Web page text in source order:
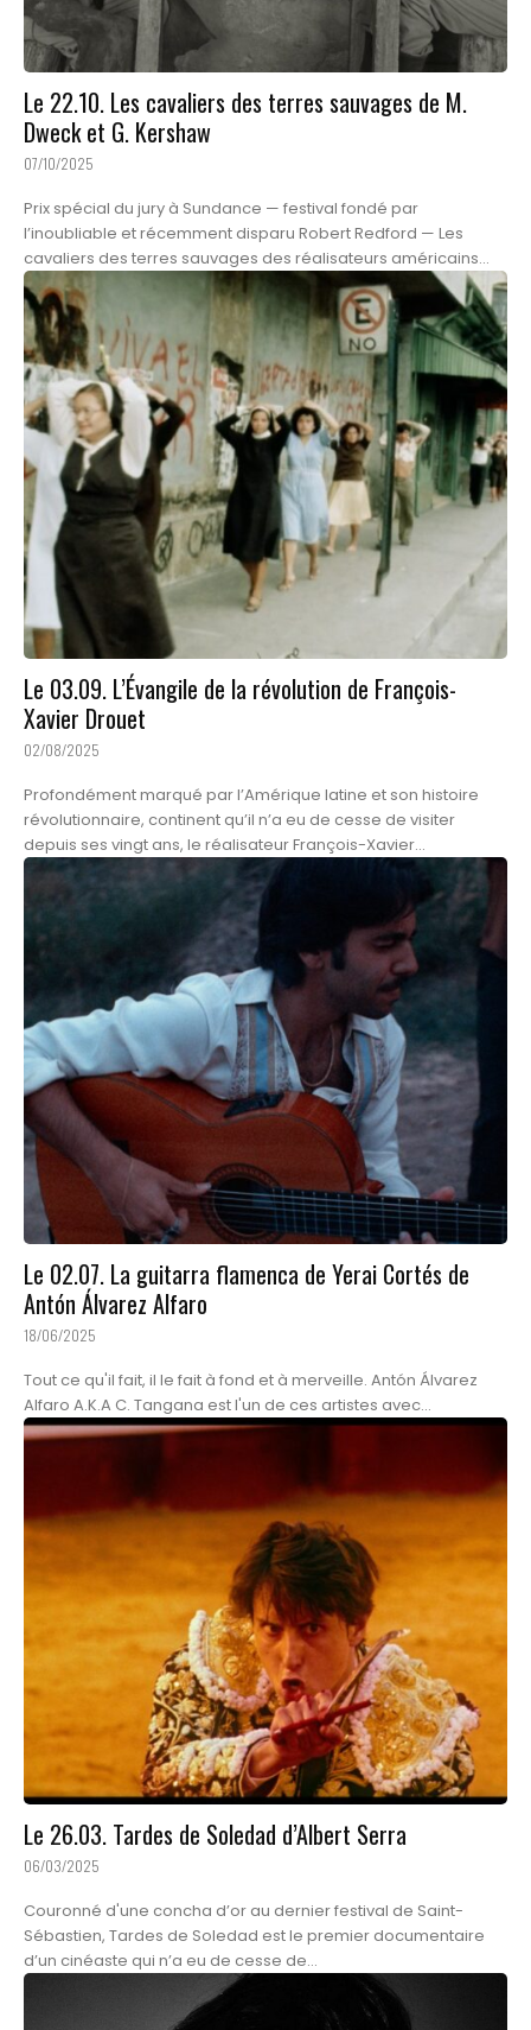
Le 22.10. Les cavaliers des terres sauvages de M.
Dweck et G. Kershaw
07/10/2025
Prix spécial du jury à Sundance — festival fondé par
l’inoubliable et récemment disparu Robert Redford — Les
cavaliers des terres sauvages des réalisateurs américains...
Le 03.09. L’Évangile de la révolution de François-
Xavier Drouet
02/08/2025
Profondément marqué par l’Amérique latine et son histoire
révolutionnaire, continent qu’il n’a eu de cesse de visiter
depuis ses vingt ans, le réalisateur François-Xavier...
Le 02.07. La guitarra flamenca de Yerai Cortés de
Antón Álvarez Alfaro
18/06/2025
Tout ce qu'il fait, il le fait à fond et à merveille. Antón Álvarez
Alfaro A.K.A C. Tangana est l'un de ces artistes avec...
Le 26.03. Tardes de Soledad d’Albert Serra
06/03/2025
Couronné d'une concha d’or au dernier festival de Saint-
Sébastien, Tardes de Soledad est le premier documentaire
d’un cinéaste qui n’a eu de cesse de...